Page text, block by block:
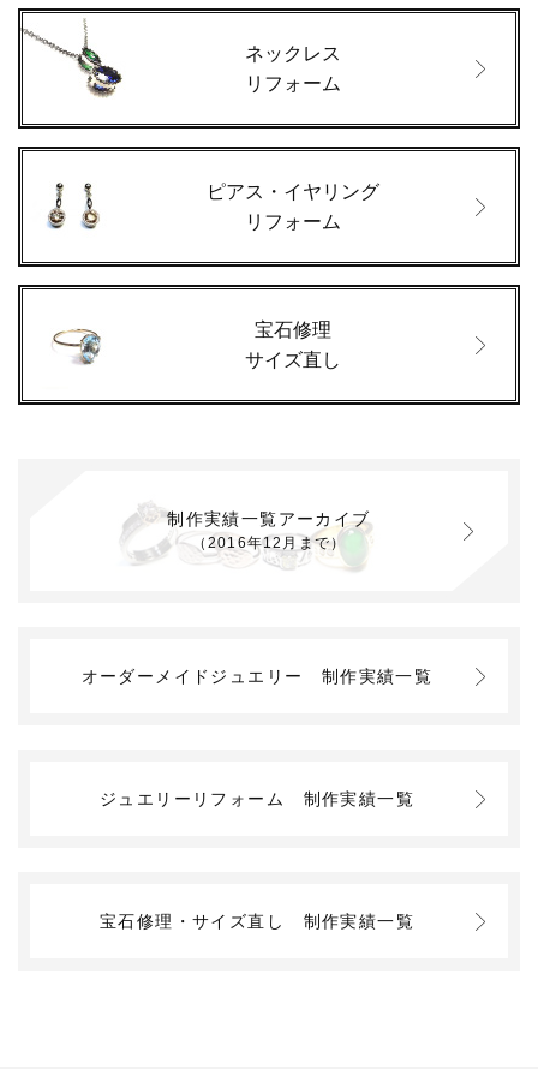
ネックレス
リフォーム
ピアス・イヤリング
リフォーム
宝石修理
サイズ直し
制作実績一覧アーカイブ
（2016年12月まで）
オーダーメイドジュエリー 制作実績一覧
ジュエリーリフォーム 制作実績一覧
宝石修理・サイズ直し 制作実績一覧